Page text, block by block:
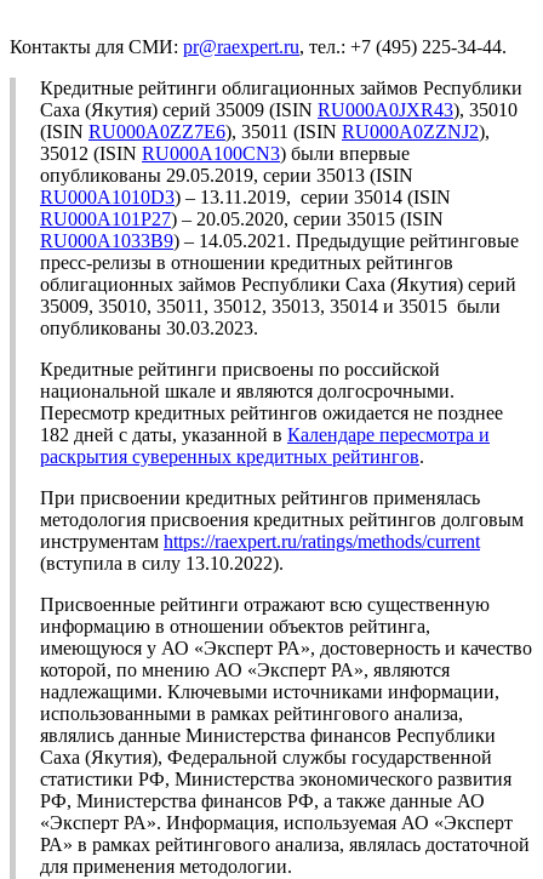
Контакты для СМИ: pr@raexpert.ru, тел.: +7 (495) 225-34-44.
Кредитные рейтинги облигационных займов Республики
Саха (Якутия) серий 35009 (ISIN RU000A0JXR43), 35010
(ISIN RU000A0ZZ7E6), 35011 (ISIN RU000A0ZZNJ2),
35012 (ISIN RU000A100CN3) были впервые
опубликованы 29.05.2019, серии 35013 (ISIN
RU000A1010D3) – 13.11.2019, серии 35014 (ISIN
RU000A101P27) – 20.05.2020, серии 35015 (ISIN
RU000A1033B9) – 14.05.2021. Предыдущие рейтинговые
пресс-релизы в отношении кредитных рейтингов
облигационных займов Республики Саха (Якутия) серий
35009, 35010, 35011, 35012, 35013, 35014 и 35015 были
опубликованы 30.03.2023.
Кредитные рейтинги присвоены по российской
национальной шкале и являются долгосрочными.
Пересмотр кредитных рейтингов ожидается не позднее
182 дней с даты, указанной в Календаре пересмотра и
раскрытия суверенных кредитных рейтингов.
При присвоении кредитных рейтингов применялась
методология присвоения кредитных рейтингов долговым
инструментам https://raexpert.ru/ratings/methods/current
(вступила в силу 13.10.2022).
Присвоенные рейтинги отражают всю существенную
информацию в отношении объектов рейтинга,
имеющуюся у АО «Эксперт РА», достоверность и качество
которой, по мнению АО «Эксперт РА», являются
надлежащими. Ключевыми источниками информации,
использованными в рамках рейтингового анализа,
являлись данные Министерства финансов Республики
Саха (Якутия), Федеральной службы государственной
статистики РФ, Министерства экономического развития
РФ, Министерства финансов РФ, а также данные АО
«Эксперт РА». Информация, используемая АО «Эксперт
РА» в рамках рейтингового анализа, являлась достаточной
для применения методологии.